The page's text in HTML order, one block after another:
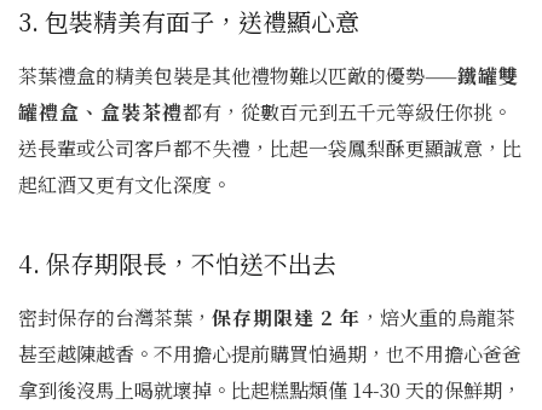
3. 包裝精美有面子，送禮顯心意
茶葉禮盒的精美包裝是其他禮物難以匹敵的優勢——鐵罐雙
罐禮盒、盒裝茶禮都有，從數百元到五千元等級任你挑。
送長輩或公司客戶都不失禮，比起一袋鳳梨酥更顯誠意，比
起紅酒又更有文化深度。
4. 保存期限長，不怕送不出去
密封保存的台灣茶葉， 保存期限達 2 年 ，焙火重的烏龍茶
甚至越陳越香。不用擔心提前購買怕過期，也不用擔心爸爸
拿到後沒馬上喝就壞掉。比起糕點類僅 14-30 天的保鮮期，